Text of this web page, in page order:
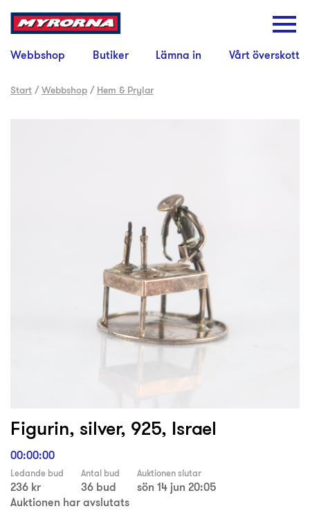
Webbshop Butiker Lämna in Vårt överskott
Start /Webbshop / Hem & Prylar
Figurin, silver, 925, Israel
00:00:00
Ledande bud
236 kr
Antal bud
36 bud
Auktionen slutar
sön 14 jun 20:05
Auktionen har avslutats